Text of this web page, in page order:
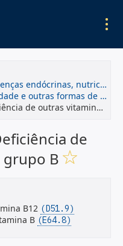
nutricionais e metabólicas
e outras formas de hiperalimentação
de outras vitaminas do grupo B
de
B
B12 (D51.9)
B (E64.8)